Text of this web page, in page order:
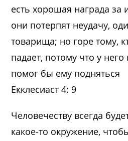
есть хорошая награда за
они потерпят неудачу,
товарища; но горе тому,
падает, потому что у него
помог бы ему подняться
Екклесиаст 4: 9
Человечеству всегда
какое-то окружение,